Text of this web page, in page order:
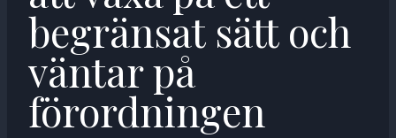
begränsat sätt och
väntar på
förordningen